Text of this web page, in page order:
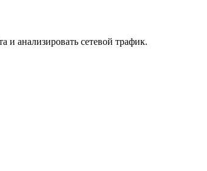
анализировать сетевой трафик.